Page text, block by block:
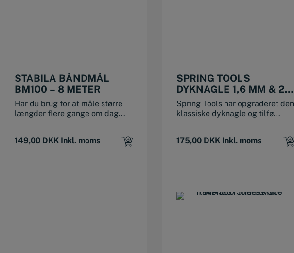
STABILA BÅNDMÅL
BM100 – 8 METER
Har du brug for at måle større
længder flere gange om dag...
149,00 DKK Inkl. moms
SPRING TOOLS
DYKNAGLE 1,6 MM & 2,4
MM
Spring Tools har opgraderet den
klassiske dyknagle og tilfø...
175,00 DKK Inkl. moms